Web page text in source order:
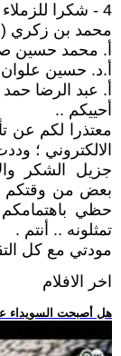
4 - شكرا للزملاء الأفاضل
محمد بن زكري ( 2026 / 7 / 9 - 10:25 )
أ. محمد حسين
أ.د. حسين
أ. عبد الرضا
أحييكم ..
معتذرا لكم عن
الالكتروني ؛
جزيل الشكر
بعض من وقتكم
حظي
تمثلونه .. أنتم .
مودتي مع كل
اخر الافلام
.. هل أصبحت السويداء